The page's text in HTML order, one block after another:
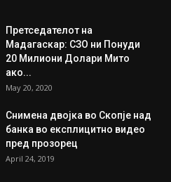
Претседателот на
Мадагаскар: СЗО ни Понуди
20 Милиони Долари Мито
ако...
May 20, 2020
Снимена двојка во Скопје над
банка во експлицитно видео
пред прозорец
April 24, 2019